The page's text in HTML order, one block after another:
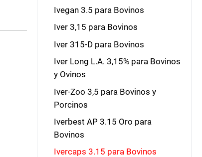
Ivegan 3.5 para Bovinos
Iver 3,15 para Bovinos
Iver 315-D para Bovinos
Iver Long L.A. 3,15% para Bovinos
y Ovinos
Iver-Zoo 3,5 para Bovinos y
Porcinos
Iverbest AP 3.15 Oro para
Bovinos
Ivercaps 3.15 para Bovinos